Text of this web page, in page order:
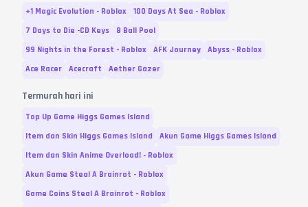
+1 Magic Evolution - Roblox
100 Days At Sea - Roblox
7 Days to Die -CD Keys
8 Ball Pool
99 Nights in the Forest - Roblox
AFK Journey
Abyss - Roblox
Ace Racer
Acecraft Aether Gazer
Termurah hari ini
Top Up Game Higgs Games Island
Item dan Skin Higgs Games Island
Akun Game Higgs Games Island
Item dan Skin Anime Overload! - Roblox
Akun Game Steal A Brainrot - Roblox
Game Coins Steal A Brainrot - Roblox